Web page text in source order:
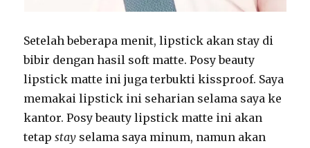
Setelah beberapa menit, lipstick akan stay di
bibir dengan hasil soft matte. Posy beauty
lipstick matte ini juga terbukti kissproof. Saya
memakai lipstick ini seharian selama saya ke
kantor. Posy beauty lipstick matte ini akan
tetapstay selama saya minum, namun akan